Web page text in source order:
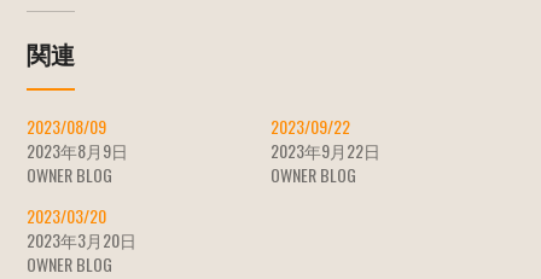
関連
2023/08/09
2023年8月9日
OWNER BLOG
2023/09/22
2023年9月22日
OWNER BLOG
2023/03/20
2023年3月20日
OWNER BLOG